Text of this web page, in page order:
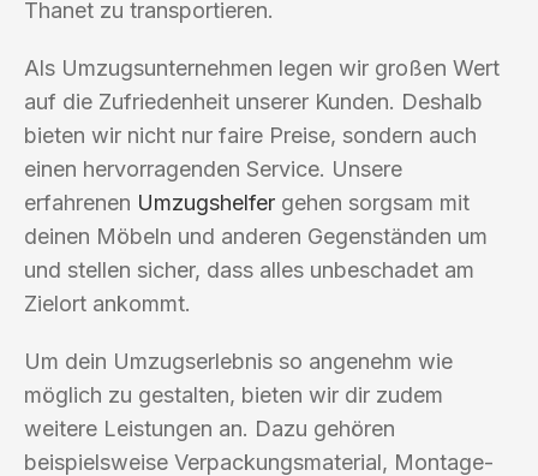
Thanet zu transportieren.
Als Umzugsunternehmen legen wir großen Wert
auf die Zufriedenheit unserer Kunden. Deshalb
bieten wir nicht nur faire Preise, sondern auch
einen hervorragenden Service. Unsere
erfahrenen Umzugshelfer gehen sorgsam mit
deinen Möbeln und anderen Gegenständen um
und stellen sicher, dass alles unbeschadet am
Zielort ankommt.
Um dein Umzugserlebnis so angenehm wie
möglich zu gestalten, bieten wir dir zudem
weitere Leistungen an. Dazu gehören
beispielsweise Verpackungsmaterial, Montage-